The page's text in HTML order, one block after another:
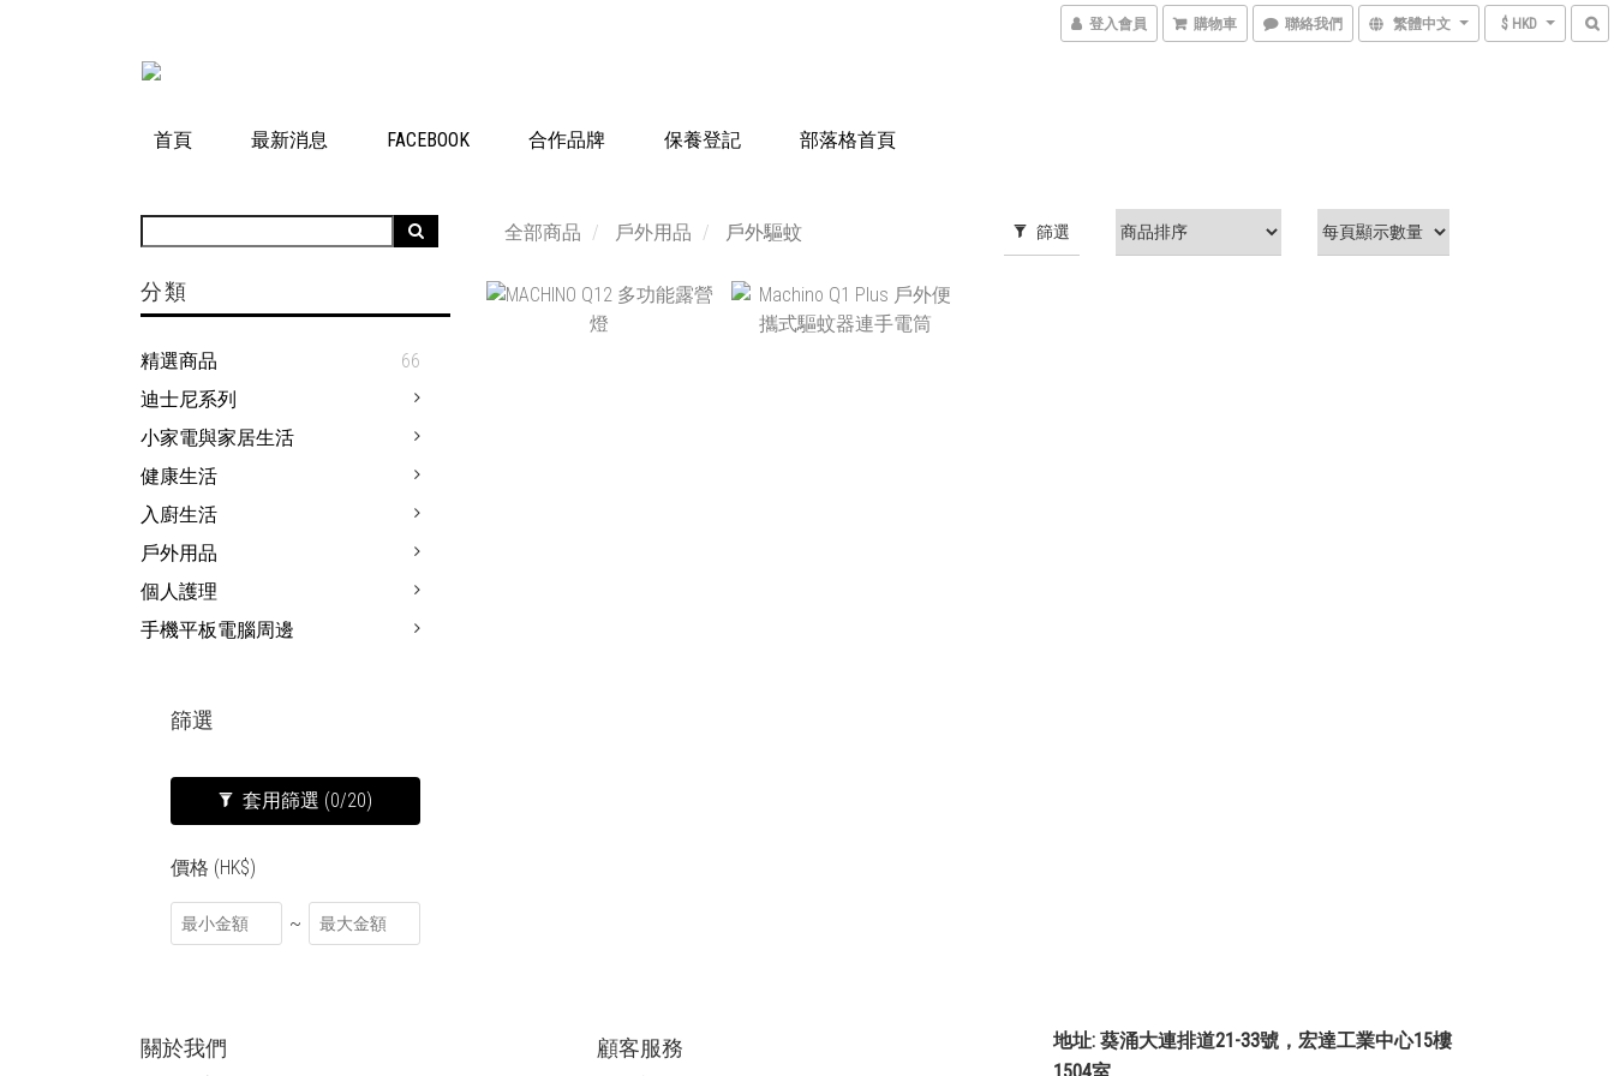
登入會員 購物車 聯絡我們 繁體中文 $ HKD
首頁 最新消息 FACEBOOK 合作品牌 保養登記 部落格首頁
分類
精選商品
66
迪士尼系列
小家電與家居生活
健康生活
入廚生活
戶外用品
個人護理
手機平板電腦周邊
篩選
套用篩選 (0/20)
價格 (HK$)
~
篩選
全部商品 戶外用品 戶外驅蚊
關於我們 顧客服務
地址: 葵涌大連排道21-33號，宏達工業中心15樓